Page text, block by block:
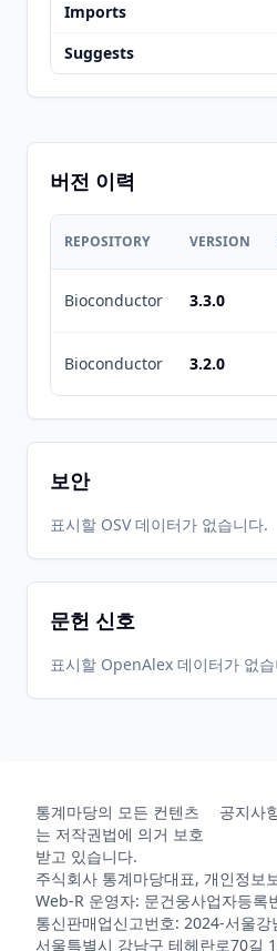
Imports
Suggests
버전 이력
REPOSITORY VERSION
Bioconductor 3.3.0
Bioconductor 3.2.0
보안
표시할 OSV 데이터가 없습니다.
문헌 신호
표시할 OpenAlex 데이터가 없
통계마당의 모든 컨텐츠
는 저작권법에 의거 보호
받고 있습니다.
공지사
주식회사 통계마당대표, 개인정보
Web-R 운영자: 문건웅사업자등록
통신판매업신고번호: 2024-서울
서울특별시 강남구 테헤란로70길